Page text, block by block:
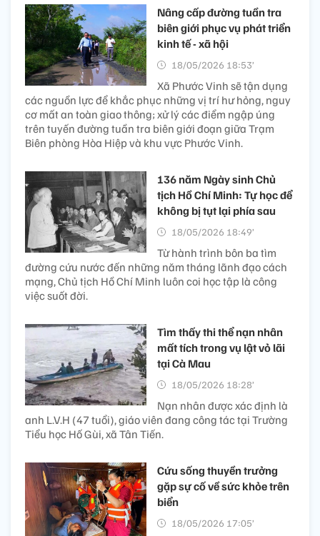
Nâng cấp đường tuần tra
biên giới phục vụ phát triển
kinh tế - xã hội
18/05/2026 18:53’
Xã Phước Vinh sẽ tận dụng
các nguồn lực để khắc phục những vị trí hư hỏng, nguy
cơ mất an toàn giao thông; xử lý các điểm ngập úng
trên tuyến đường tuần tra biên giới đoạn giữa Trạm
Biên phòng Hòa Hiệp và khu vực Phước Vinh.
136 năm Ngày sinh Chủ
tịch Hồ Chí Minh: Tự học để
không bị tụt lại phía sau
18/05/2026 18:49’
Từ hành trình bôn ba tìm
đường cứu nước đến những năm tháng lãnh đạo cách
mạng, Chủ tịch Hồ Chí Minh luôn coi học tập là công
việc suốt đời.
Tìm thấy thi thể nạn nhân
mất tích trong vụ lật vỏ lãi
tại Cà Mau
18/05/2026 18:28’
Nạn nhân được xác định là
anh L.V.H (47 tuổi), giáo viên đang công tác tại Trường
Tiểu học Hố Gùi, xã Tân Tiến.
Cứu sống thuyền trưởng
gặp sự cố về sức khỏe trên
biển
18/05/2026 17:05’